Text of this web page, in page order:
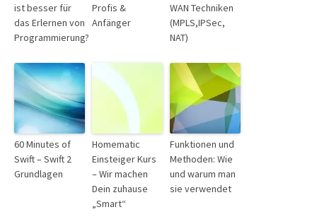
ist besser für
das Erlernen von
Programmierung?
Profis &
Anfänger
WAN Techniken
(MPLS,IPSec,
NAT)
60 Minutes of
Swift – Swift 2
Grundlagen
Homematic
Einsteiger Kurs
– Wir machen
Dein zuhause
„Smart“
Funktionen und
Methoden: Wie
und warum man
sie verwendet